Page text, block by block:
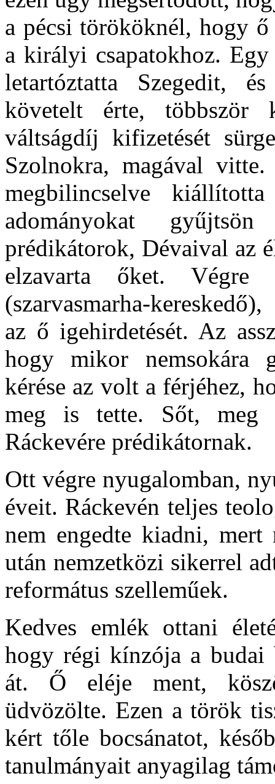
a pécsi törököknél, hogy ő
a királyi csapatokhoz.
letartóztatta Szegedit,
követelt érte, többször
váltságdíj kifizetését
Szolnokra, magával
megbilincselve
adományokat
prédikátorok, Dévaival az
elzavarta őket. Végre
(szarvasmarha-
az ő igehirdetését. Az
hogy mikor nemsokára
kérése az volt a férjéhez,
meg is tette. Sőt, meg
Ráckevére prédikátornak.
Ott végre nyugalomban,
éveit. Ráckevén teljes
nem engedte kiadni, mert
után nemzetközi sikerrel
református szelleműek.
Kedves emlék ottani
hogy régi kínzója a budai
át. Ő eléje ment,
üdvözölte. Ezen a török
kért tőle bocsánatot,
tanulmányait anyagilag